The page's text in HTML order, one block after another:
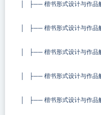
│ ├── 楷书形式设计与作品
│ ├── 楷书形式设计与作品
│ ├── 楷书形式设计与作品
│ ├── 楷书形式设计与作品
│ ├── 楷书形式设计与作品